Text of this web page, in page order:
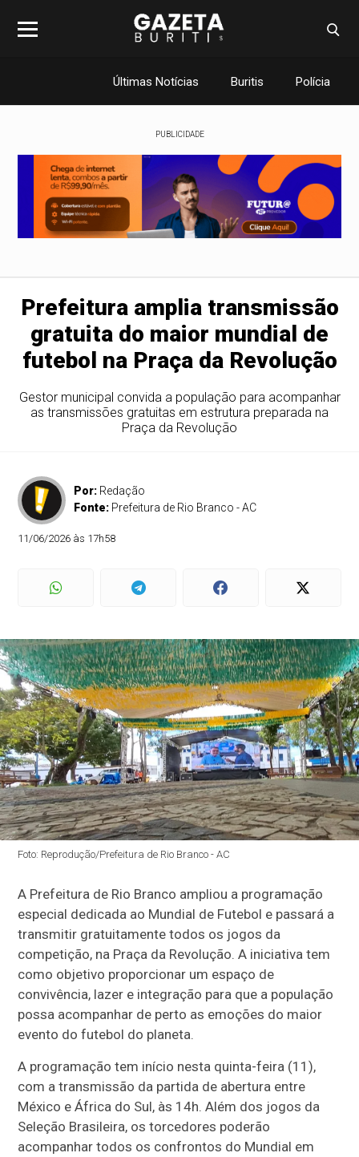
Últimas Notícias Buritis Polícia
PUBLICIDADE
Prefeitura amplia transmissão
gratuita do maior mundial de
futebol na Praça da Revolução
Gestor municipal convida a população para acompanhar
as transmissões gratuitas em estrutura preparada na
Praça da Revolução
Por: Redação
Fonte: Prefeitura de Rio Branco - AC
11/06/2026 às 17h58
Foto: Reprodução/Prefeitura de Rio Branco - AC
A Prefeitura de Rio Branco ampliou a programação
especial dedicada ao Mundial de Futebol e passará a
transmitir gratuitamente todos os jogos da
competição, na Praça da Revolução. A iniciativa tem
como objetivo proporcionar um espaço de
convivência, lazer e integração para que a população
possa acompanhar de perto as emoções do maior
evento do futebol do planeta.
A programação tem início nesta quinta-feira (11),
com a transmissão da partida de abertura entre
México e África do Sul, às 14h. Além dos jogos da
Seleção Brasileira, os torcedores poderão
acompanhar todos os confrontos do Mundial em